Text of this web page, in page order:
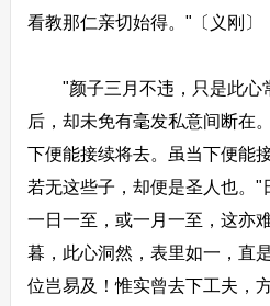
看教那仁亲切始得。"〔义刚〕
"颜子三月不违，只是此心
后，却未免有毫发私意间断在
下便能接续将去。虽当下便能
若无这些子，却便是圣人也。
一日一至，或一月一至，这亦
暮，此心洞然，表里如一，直
位岂易及！惟实曾去下工夫，